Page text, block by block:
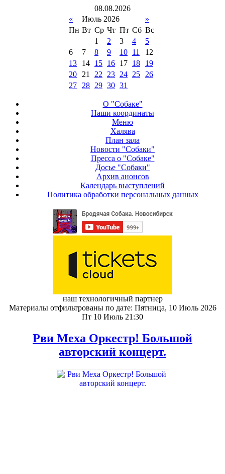
08.08.2026
«
Июль 2026
»
Пн Вт Ср Чт Пт Сб Вс
1
2 3 4
5
6
7 8 9 10 11
12
13
14 15 16 17 18
19
20
21 22 23 24 25
26
27
28 29 30 31
О "Собаке"
Наши координаты
Меню
Халява
План зала
Новости "Собаки"
Пресса о "Собаке"
Досье "Собаки"
Архив анонсов
Календарь выступлений
Политика обработки персональных данных
наш технологичный партнер
Материалы отфильтрованы по дате: Пятница, 10 Июль 2026
Пт 10 Июль 21:30
Рви Меха Оркестр! Большой
авторский концерт.